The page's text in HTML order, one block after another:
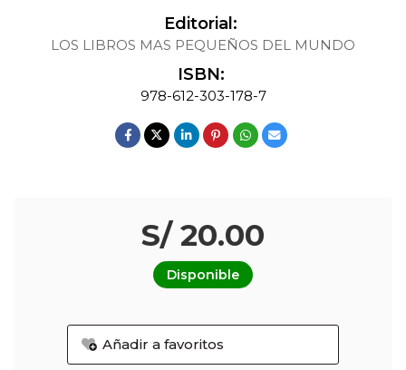
Editorial:
LOS LIBROS MAS PEQUEÑOS DEL MUNDO
ISBN:
978-612-303-178-7
S/ 20.00
Disponible
Añadir a favoritos